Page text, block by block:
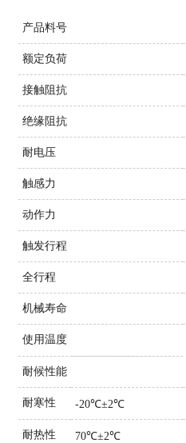
产品料号
额定负荷
接触阻抗
绝缘阻抗
耐电压
触感力
动作力
触发行程
全行程
机械寿命
使用温度
耐候性能
耐寒性 -20℃±2℃
耐热性 70℃±2℃